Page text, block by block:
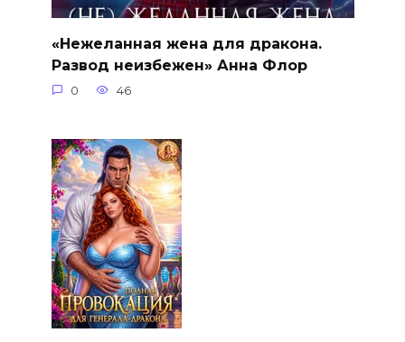
«Нежеланная жена для дракона.
Развод неизбежен» Анна Флор
0 46